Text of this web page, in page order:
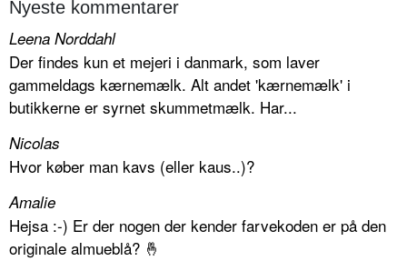
Nyeste kommentarer
Leena Norddahl
Der findes kun et mejeri i danmark, som laver
gammeldags kærnemælk. Alt andet 'kærnemælk' i
butikkerne er syrnet skummetmælk. Har...
Nicolas
Hvor køber man kavs (eller kaus..)?
Amalie
Hejsa :-) Er der nogen der kender farvekoden er på den
originale almueblå? 🤞